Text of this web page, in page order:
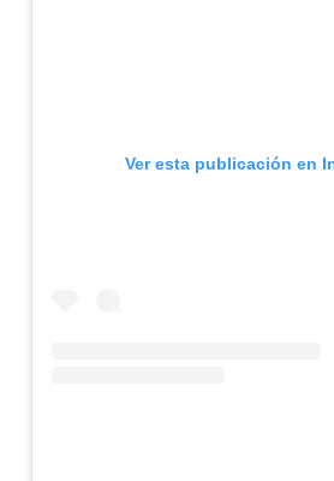
Ver esta publicación en